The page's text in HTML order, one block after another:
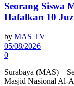
Seorang Siswa
Hafalkan 10
by MAS TV
05/08/2026
0
Surabaya (MAS) –
Masjid Nasional Al-